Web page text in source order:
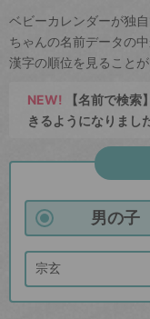
ベビーカレンダーが独
ちゃんの名前データの
漢字の順位を見ることが
NEW! 【名前で検索
きるようになりまし
男の子